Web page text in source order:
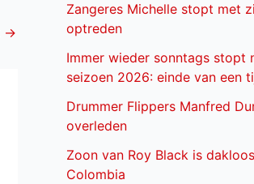
→
Zangeres Michelle stopt met
optreden
Immer wieder sonntags stopt
seizoen 2026: einde van een
Drummer Flippers Manfred
overleden
Zoon van Roy Black is
Colombia